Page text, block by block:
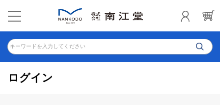
キーワードを入力してください
ログイン